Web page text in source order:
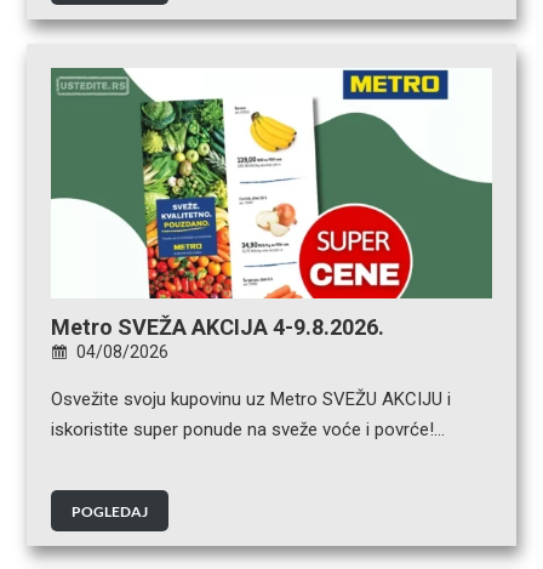
Metro SVEŽA AKCIJA 4-9.8.2026.
04/08/2026
Osvežite svoju kupovinu uz Metro SVEŽU AKCIJU i
iskoristite super ponude na sveže voće i povrće!…
POGLEDAJ